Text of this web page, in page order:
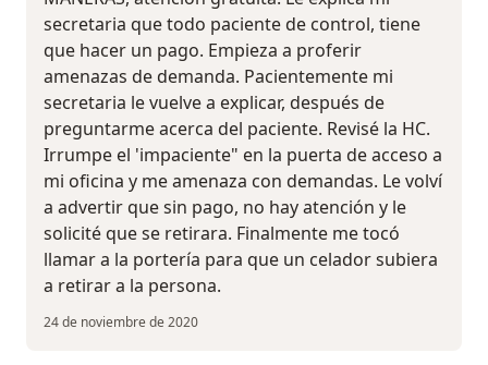
secretaria que todo paciente de control, tiene
que hacer un pago. Empieza a proferir
amenazas de demanda. Pacientemente mi
secretaria le vuelve a explicar, después de
preguntarme acerca del paciente. Revisé la HC.
Irrumpe el 'impaciente" en la puerta de acceso a
mi oficina y me amenaza con demandas. Le volví
a advertir que sin pago, no hay atención y le
solicité que se retirara. Finalmente me tocó
llamar a la portería para que un celador subiera
a retirar a la persona.
24 de noviembre de 2020